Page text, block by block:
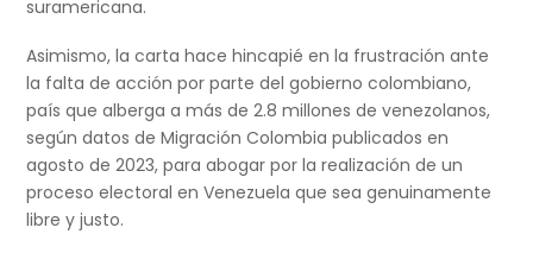
suramericana.
Asimismo, la carta hace hincapié en la frustración ante
la falta de acción por parte del gobierno colombiano,
país que alberga a más de 2.8 millones de venezolanos,
según datos de Migración Colombia publicados en
agosto de 2023, para abogar por la realización de un
proceso electoral en Venezuela que sea genuinamente
libre y justo.